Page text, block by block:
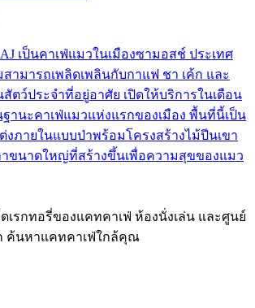
เป็นคาเฟ่แมวในเมืองซามอสช์ ประเทศ
ามารถเพลิดเพลินกับกาแฟ ชา เค้ก และ
ตว์ประจำที่อยู่อาศัย เปิดให้บริการในเดือน
ฐานะคาเฟ่แมวแห่งแรกของเมือง พื้นที่นี้เป็น
งภายในแบบป่าพร้อมโครงสร้างไม้ปีนเขา
ขนาดใหญ่ที่สร้างขึ้นเพื่อความสุขของแมว
ดเรกทอรี่ของแคทคาเฟ่ ห้องนั่งเล่น และศูนย์
ค้นหาแคทคาเฟ่ใกล้คุณ